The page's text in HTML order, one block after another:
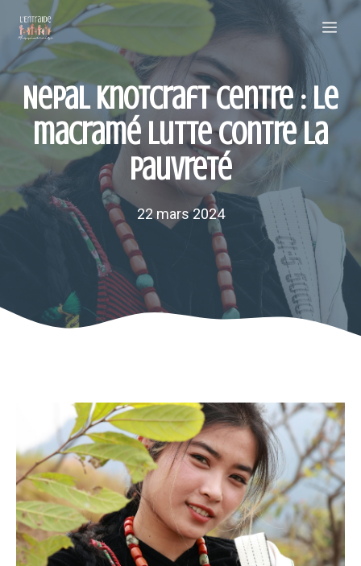
contenu
Nepal Knotcraft Centre : Le
macramé lutte contre la
pauvreté
22 mars 2024